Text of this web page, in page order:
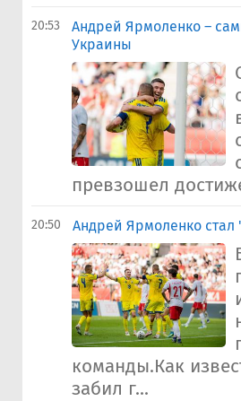
20:53
Андрей Ярмоленко –
Украины
превзошел
20:50 Андрей Ярмоленко
команды.Как
забил г...